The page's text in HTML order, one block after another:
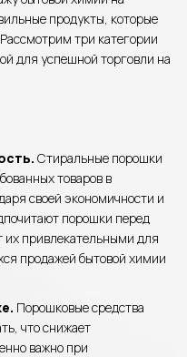
продукты, которые
три категории
для успешной торговли на
Стиральные порошки
товаров в
своей экономичности и
порошки перед
привлекательными для
продажей бытовой химии
Порошковые средства
что снижает
важно при